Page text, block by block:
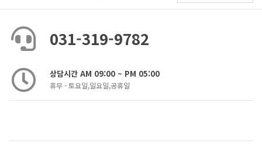
031-319-9782
상담시간 AM 09:00 ~ PM 05:00
휴무 - 토요일,일요일,공휴일